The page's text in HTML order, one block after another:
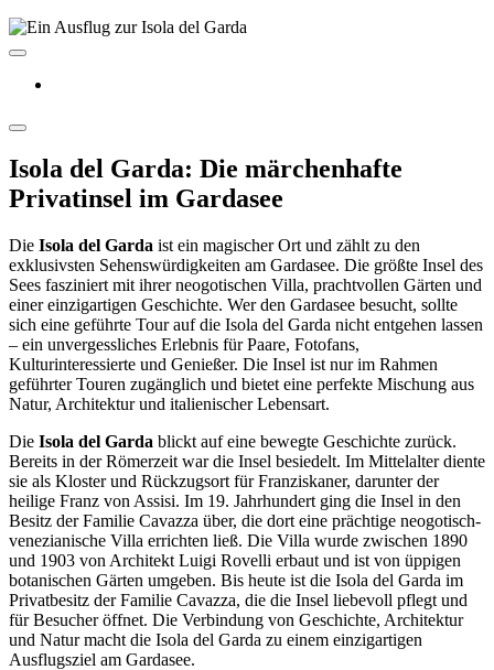
Isola del Garda: Die märchenhafte
Privatinsel im Gardasee
Die Isola del Garda ist ein magischer Ort und zählt zu den
exklusivsten Sehenswürdigkeiten am Gardasee. Die größte Insel des
Sees fasziniert mit ihrer neogotischen Villa, prachtvollen Gärten und
einer einzigartigen Geschichte. Wer den Gardasee besucht, sollte
sich eine geführte Tour auf die Isola del Garda nicht entgehen lassen
– ein unvergessliches Erlebnis für Paare, Fotofans,
Kulturinteressierte und Genießer. Die Insel ist nur im Rahmen
geführter Touren zugänglich und bietet eine perfekte Mischung aus
Natur, Architektur und italienischer Lebensart.
Die Isola del Garda blickt auf eine bewegte Geschichte zurück.
Bereits in der Römerzeit war die Insel besiedelt. Im Mittelalter diente
sie als Kloster und Rückzugsort für Franziskaner, darunter der
heilige Franz von Assisi. Im 19. Jahrhundert ging die Insel in den
Besitz der Familie Cavazza über, die dort eine prächtige neogotisch-
venezianische Villa errichten ließ. Die Villa wurde zwischen 1890
und 1903 von Architekt Luigi Rovelli erbaut und ist von üppigen
botanischen Gärten umgeben. Bis heute ist die Isola del Garda im
Privatbesitz der Familie Cavazza, die die Insel liebevoll pflegt und
für Besucher öffnet. Die Verbindung von Geschichte, Architektur
und Natur macht die Isola del Garda zu einem einzigartigen
Ausflugsziel am Gardasee.